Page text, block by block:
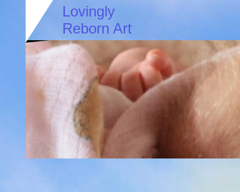
Lovingly
Reborn Art